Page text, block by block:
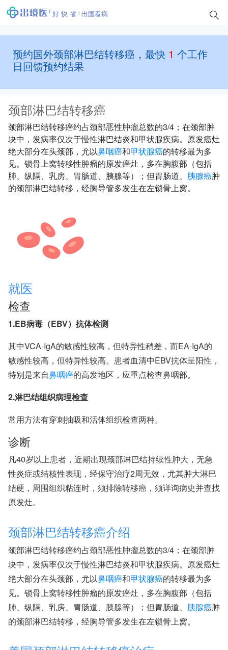
好 快 省 出国看病
预约国外颈部淋巴结转移癌，最快 1 个工作
日回馈预约结果
颈部淋巴结转移癌
颈部淋巴结转移癌约占颈部恶性肿瘤总数的3/4；在颈部肿
块中，发病率仅次于慢性淋巴结炎和甲状腺疾病。原发癌灶
绝大部分在头颈部，尤以鼻咽癌和甲状腺癌的转移最为多
见。锁骨上窝转移性肿瘤的原发癌灶，多在胸腹部（包括
肺、纵隔、乳房、胃肠道、胰腺等）；但胃肠道、 胰腺癌肿
的颈部淋巴结转移，经胸导管多发生在左锁骨上窝。
就医
检查
1.EB病毒（EBV）抗体检测
其中VCA-IgA的敏感性较高，但特异性稍差，而EA-IgA的
敏感性较高，但特异性较高。患者血清中EBV抗体呈阳性，
特别是来自鼻咽癌的高发地区，应重点检查鼻咽部。
2.淋巴结组织病理检查
常用方法有穿刺抽吸和活体组织检查两种。
诊断
凡40岁以上患者，近期出现颈部淋巴结持续性肿大，无急
性炎症或结核性表现，经保守治疗2周无效，尤其肿大淋巴
结硬，周围组织粘连时，须排除转移癌，须详询病史并查找
原发灶。
颈部淋巴结转移癌介绍
颈部淋巴结转移癌约占颈部恶性肿瘤总数的3/4；在颈部肿
块中，发病率仅次于慢性淋巴结炎和甲状腺疾病。原发癌灶
绝大部分在头颈部，尤以鼻咽癌和甲状腺癌的转移最为多
见。锁骨上窝转移性肿瘤的原发癌灶，多在胸腹部（包括
肺、纵隔、乳房、胃肠道、胰腺等）；但胃肠道、 胰腺癌肿
的颈部淋巴结转移，经胸导管多发生在左锁骨上窝。